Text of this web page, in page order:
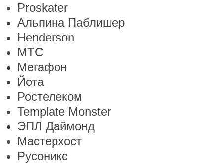
Proskater
Альпина Паблишер
Henderson
МТС
Мегафон
Йота
Ростелеком
Template Monster
ЭПЛ Даймонд
Мастерхост
Русоникс